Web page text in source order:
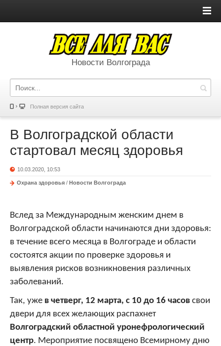
Новости Волгограда
Полная версия сайта
В Волгоградской области
стартовал месяц здоровья
10.03.2020, 10:53
Охрана здоровья / Новости Волгограда
Вслед за Международным женским днем в
Волгоградской области начинаются дни здоровья:
в течение всего месяца в Волгограде и области
состоятся акции по проверке здоровья и
выявления рисков возникновения различных
заболеваний.
Так, уже в четверг, 12 марта, с 10 до 16 часов свои
двери для всех желающих распахнет
Волгоградский областной уронефрологический
центр. Мероприятие посвящено Всемирному дню